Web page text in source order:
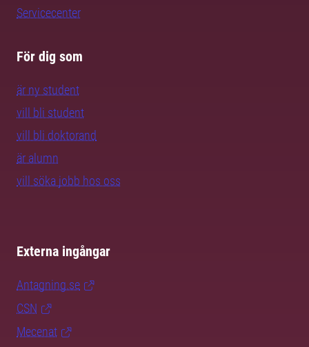
Servicecenter
För dig som
är ny student
vill bli student
vill bli doktorand
är alumn
vill söka jobb hos oss
Externa ingångar
Antagning.se
CSN
Mecenat